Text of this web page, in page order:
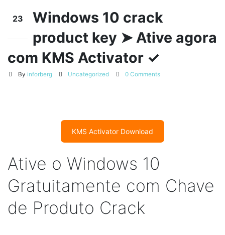
23
Windows 10 crack
product key ➤ Ative agora
com KMS Activator ✓
By inforberg Uncategorized 0 Comments
KMS Activator Download
Ative o Windows 10
Gratuitamente com Chave
de Produto Crack